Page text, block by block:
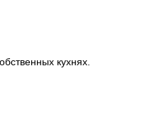
кухнях.